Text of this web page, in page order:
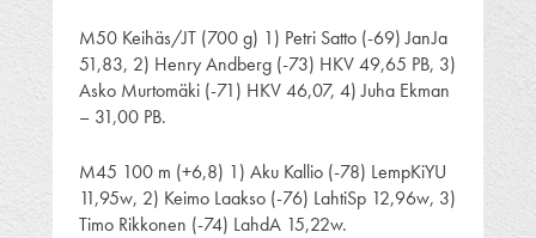
M50 Keihäs/JT (700 g) 1) Petri Satto (-69) JanJa
51,83, 2) Henry Andberg (-73) HKV 49,65 PB, 3)
Asko Murtomäki (-71) HKV 46,07, 4) Juha Ekman
– 31,00 PB.
M45 100 m (+6,8) 1) Aku Kallio (-78) LempKiYU
11,95w, 2) Keimo Laakso (-76) LahtiSp 12,96w, 3)
Timo Rikkonen (-74) LahdA 15,22w.